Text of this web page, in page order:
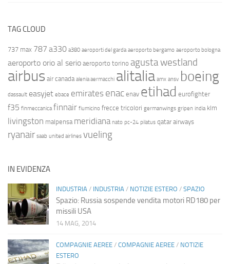
TAG CLOUD
737 max 787 a330 a380 aeroporti del garda aeroporto bergamo aeroporto bologna
aeroporto orio al serio aeroporto torino agusta westland
airbus air canada alenia aermacchi alitalia amx ansv boeing
dassault easyjet ebace emirates enac enav etihad eurofighter
f35 finmeccanica finnair fiumicino frecce tricolori germanwings gripen india klm
livingston malpensa meridiana nato pc-24 pilatus qatar airways
ryanair saab united airlines vueling
IN EVIDENZA
INDUSTRIA / INDUSTRIA / NOTIZIE ESTERO / SPAZIO
Spazio: Russia sospende vendita motori RD180 per
missili USA
14 MAG, 2014
COMPAGNIE AEREE / COMPAGNIE AEREE / NOTIZIE
ESTERO